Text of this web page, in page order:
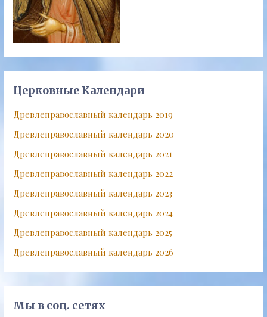
Церковные Календари
Древлеправославный календарь 2019
Древлеправославный календарь 2020
Древлеправославный календарь 2021
Древлеправославный календарь 2022
Древлеправославный календарь 2023
Древлеправославный календарь 2024
Древлеправославный календарь 2025
Древлеправославный календарь 2026
Мы в соц. сетях